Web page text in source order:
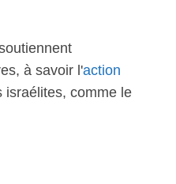
à savoir l'action
israélites, comme le